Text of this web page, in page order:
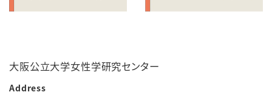
大阪公立大学女性学研究センター
Address